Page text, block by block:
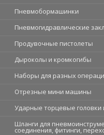
Пневмобормашинки
Пневмогидравлические
Продувочные пистолеты
Дыроколы и кромкогибы
Наборы для разных
Отрезные мини машины
Ударные торцевые головки
Шланги для
соединения, фитинги,